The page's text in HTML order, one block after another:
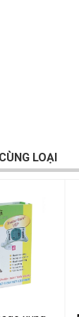
LOẠI